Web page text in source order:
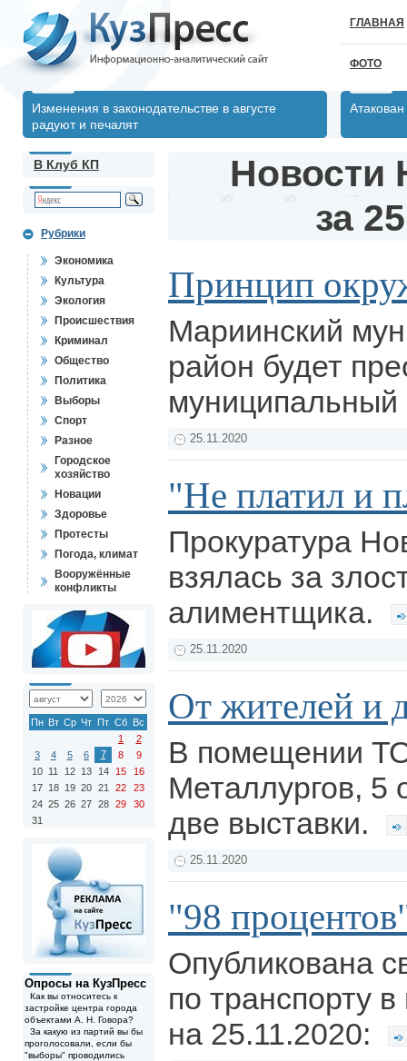
ГЛАВНАЯ
ФОТО
Изменения в законодательстве в августе
радуют и печалят
В Клуб КП
Рубрики
Экономика
Культура
Экология
Происшествия
Криминал
Общество
Политика
Выборы
Спорт
Разное
Городское
хозяйство
Новации
Здоровье
Протесты
Погода, климат
Вооружённые
конфликты
Пн Вт Ср Чт Пт Сб Вс
1
2
3
4 5 6 7 8
9
10 11 12 13 14 15
16
17 18 19 20 21 22
23
24 25 26 27 28 29
30
31
Опросы на КузПресс
Как вы относитесь к
застройке центра города
объектами А. Н. Говора?
За какую из партий вы бы
проголосовали, если бы
"выборы" проводились
Новости
за
Принцип
Мариинский
район будет
муниципальный
25.11.2020
"Не платил и
Прокуратура
взялась за
алиментщика.
25.11.2020
От жителей и
В помещении
Металлургов, 5
две выставки.
25.11.2020
"98
Опубликована
по транспорту в
на 25.11.2020: